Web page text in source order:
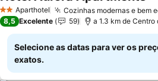
2 EstrelasAparthotel Cozinhas modernas e bem
8,5 Excelente 59 a 1.3 km de Centro
Selecione as datas para ver os
exatos.